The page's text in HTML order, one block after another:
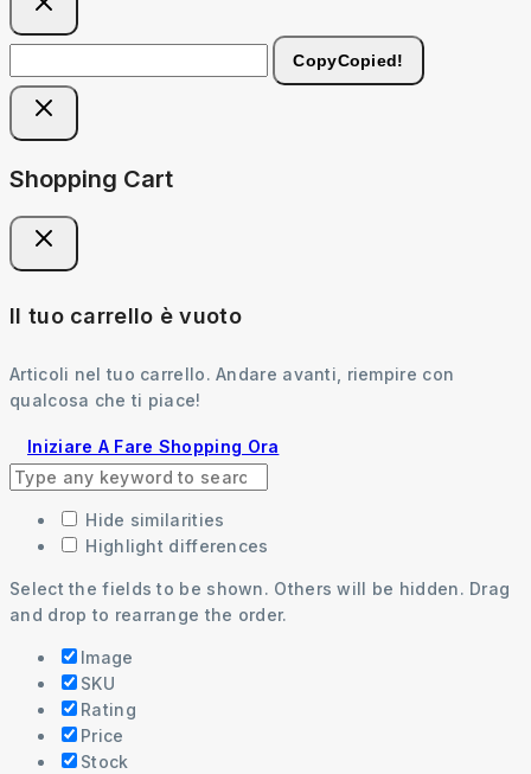
CopyCopied!
Shopping Cart
Il tuo carrello è vuoto
Articoli nel tuo carrello. Andare avanti, riempire con
qualcosa che ti piace!
Iniziare A Fare Shopping Ora
Hide similarities
Highlight differences
Select the fields to be shown. Others will be hidden. Drag
and drop to rearrange the order.
Image
SKU
Rating
Price
Stock